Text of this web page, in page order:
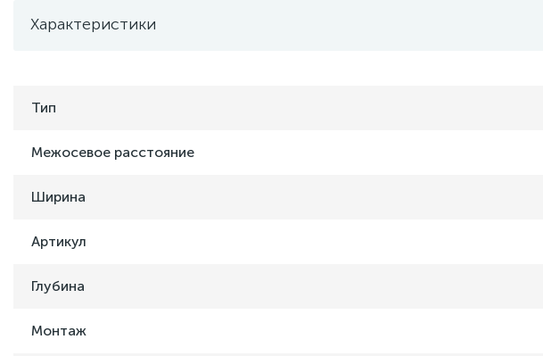
Характеристики
Тип
Межосевое расстояние
Ширина
Артикул
Глубина
Монтаж